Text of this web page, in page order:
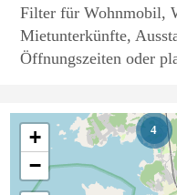
Filter für Wohnmobil,
Mietunterkünfte,
Öffnungszeiten oder
4
+
−